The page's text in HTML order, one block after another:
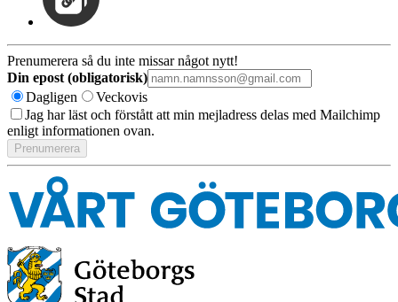
Prenumerera så du inte missar något nytt!
Din epost (obligatorisk)
Dagligen
Veckovis
Jag har läst och förstått att min mejladress delas med Mailchimp
enligt informationen ovan.